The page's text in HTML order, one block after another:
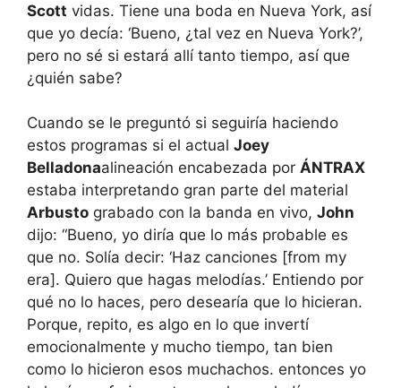
Scott vidas. Tiene una boda en Nueva York, así
que yo decía: ‘Bueno, ¿tal vez en Nueva York?’,
pero no sé si estará allí tanto tiempo, así que
¿quién sabe?
Cuando se le preguntó si seguiría haciendo
estos programas si el actual Joey
Belladonaalineación encabezada por ÁNTRAX
estaba interpretando gran parte del material
Arbusto grabado con la banda en vivo, John
dijo: “Bueno, yo diría que lo más probable es
que no. Solía ​​decir: ‘Haz canciones [from my
era]. Quiero que hagas melodías.’ Entiendo por
qué no lo haces, pero desearía que lo hicieran.
Porque, repito, es algo en lo que invertí
emocionalmente y mucho tiempo, tan bien
como lo hicieron esos muchachos. entonces yo